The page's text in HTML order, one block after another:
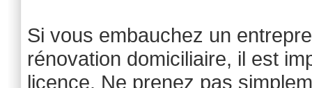
Si vous embauchez un
rénovation domiciliaire, il est
licence. Ne prenez pas